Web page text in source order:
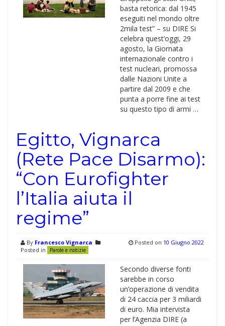
basta retorica: dal 1945
eseguiti nel mondo oltre
2mila test” – su DIRE Si
celebra quest’oggi, 29
agosto, la Giornata
internazionale contro i
test nucleari, promossa
dalle Nazioni Unite a
partire dal 2009 e che
punta a porre fine ai test
su questo tipo di armi …
Egitto, Vignarca
(Rete Pace Disarmo):
“Con Eurofighter
l’Italia aiuta il
regime”
By Francesco Vignarca
Posted in
Parole e notizie
Posted on 10 Giugno 2022
Secondo diverse fonti
sarebbe in corso
un’operazione di vendita
di 24 caccia per 3 miliardi
di euro. Mia intervista
per l’Agenzia DIRE (a